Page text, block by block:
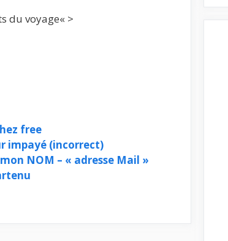
« >
free
impayé (incorrect)
NOM – « adresse Mail »